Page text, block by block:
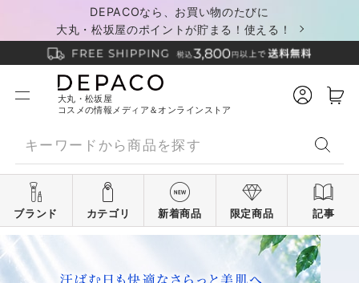
DEPACOなら、お買い物のたびに
大丸・松坂屋のポイントが貯まる！使える！
大丸・松坂屋
コスメの情報メディア＆オンラインストア
ブランド カテゴリ 新着商品 限定商品 記事